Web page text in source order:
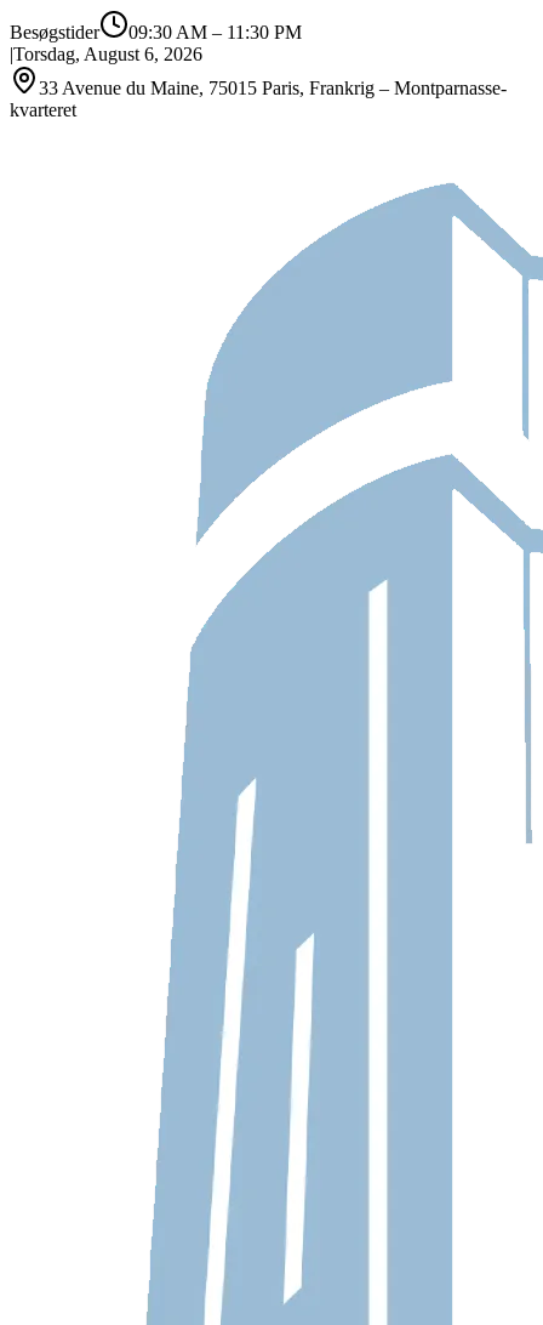
Besøgstider 09:30 AM – 11:30 PM
|Torsdag, August 6, 2026
33 Avenue du Maine, 75015 Paris, Frankrig – Montparnasse-
kvarteret